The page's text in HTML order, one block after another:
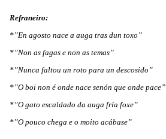
Refraneiro:
*”En agosto nace a auga tras dun toxo”
*”Non as fagas e non as temas”
*”Nunca faltou un roto para un descosido”
*”O boi non é onde nace senón que onde pace”
*”O gato escaldado da auga fría foxe”
*”O pouco chega e o moito acábase”